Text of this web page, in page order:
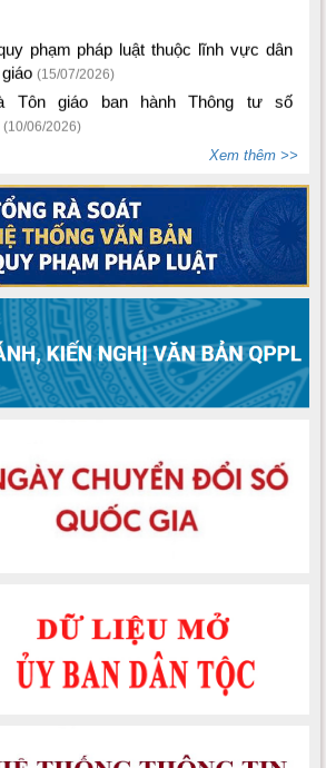
(15/07/2026)
Tôn giáo ban hành Thông tư số
(10/06/2026)
Xem thêm >>